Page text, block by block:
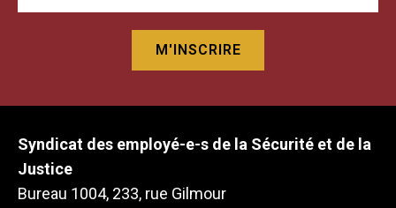
Syndicat des employé-e-s de la Sécurité et de la
Justice
Bureau 1004, 233, rue Gilmour